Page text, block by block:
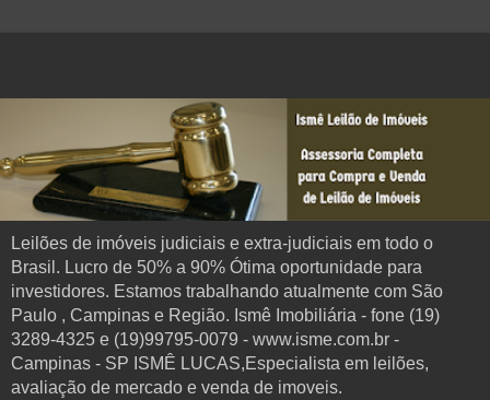
Leilões de imóveis judiciais e extra-judiciais em todo o
Brasil. Lucro de 50% a 90% Ótima oportunidade para
investidores. Estamos trabalhando atualmente com São
Paulo , Campinas e Região. Ismê Imobiliária - fone (19)
3289-4325 e (19)99795-0079 - www.isme.com.br -
Campinas - SP ISMÊ LUCAS,Especialista em leilões,
avaliação de mercado e venda de imoveis.